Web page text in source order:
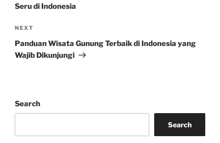
Seru di Indonesia
Next
Post
NEXT
Panduan Wisata Gunung Terbaik di Indonesia yang
Wajib Dikunjungi
Search
Search